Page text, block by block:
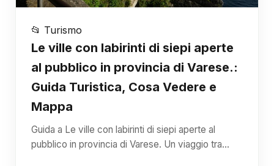
📂 Turismo
Le ville con labirinti di siepi aperte
al pubblico in provincia di Varese.:
Guida Turistica, Cosa Vedere e
Mappa
Guida a Le ville con labirinti di siepi aperte al
pubblico in provincia di Varese. Un viaggio tra…